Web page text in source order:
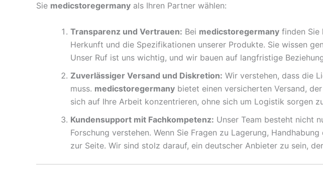
Sie medicstoregermany als Ihren Partner wählen:
Transparenz und Vertrauen: Bei medicstoregermany finden Sie
Herkunft und die Spezifikationen unserer Produkte. Sie wissen
Unser Ruf ist uns wichtig, und wir bauen auf langfristige
Zuverlässiger Versand und Diskretion: Wir verstehen, dass die
muss. medicstoregermany bietet einen versicherten Versand,
sich auf Ihre Arbeit konzentrieren, ohne sich um Logistik sorgen
Kundensupport mit Fachkompetenz: Unser Team besteht nicht
Forschung verstehen. Wenn Sie Fragen zu Lagerung,
zur Seite. Wir sind stolz darauf, ein deutscher Anbieter zu sein,